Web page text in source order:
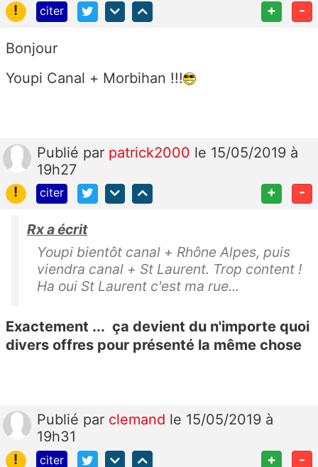
!
citer + -
Bonjour
Youpi Canal + Morbihan !!!
Publié par patrick2000 le 15/05/2019 à
19h27
!
citer + -
Rx a écrit
Youpi bientôt canal + Rhône Alpes, puis
viendra canal + St Laurent. Trop content !
Ha oui St Laurent c'est ma rue...
Exactement ... ça devient du n'importe quoi
divers offres pour présenté la même chose
Publié par clemand le 15/05/2019 à
19h31
!
citer + -